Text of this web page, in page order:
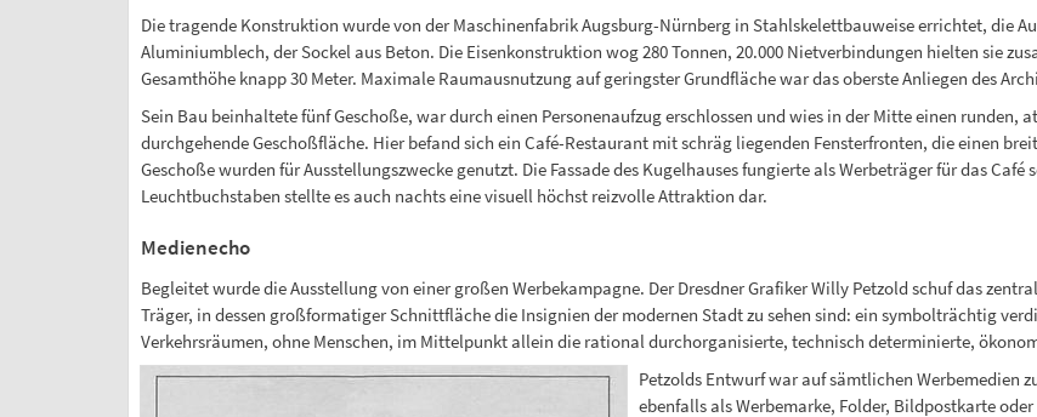
Die tragende Konstruktion wurde von der Maschinenfabrik Augsburg-Nürnberg in Stahlskelettbauweise errichtet, die
Aluminiumblech, der Sockel aus Beton. Die Eisenkonstruktion wog 280 Tonnen, 20.000 Nietverbindungen hielten sie
Gesamthöhe knapp 30 Meter. Maximale Raumausnutzung auf geringster Grundfläche war das oberste Anliegen des
Sein Bau beinhaltete fünf Geschoße, war durch einen Personenaufzug erschlossen und wies in der Mitte einen
durchgehende Geschoßfläche. Hier befand sich ein Café-Restaurant mit schräg liegenden Fensterfronten, die einen
Geschoße wurden für Ausstellungszwecke genutzt. Die Fassade des Kugelhauses fungierte als Werbeträger für das
Leuchtbuchstaben stellte es auch nachts eine visuell höchst reizvolle Attraktion dar.
Medienecho
Begleitet wurde die Ausstellung von einer großen Werbekampagne. Der Dresdner Grafiker Willy Petzold schuf das
Träger, in dessen großformatiger Schnittfläche die Insignien der modernen Stadt zu sehen sind: ein symbolträchtig
Verkehrsräumen, ohne Menschen, im Mittelpunkt allein die rational durchorganisierte, technisch determinierte,
Petzolds Entwurf war auf sämtlichen Werbemedien
ebenfalls als Werbemarke, Folder, Bildpostkarte